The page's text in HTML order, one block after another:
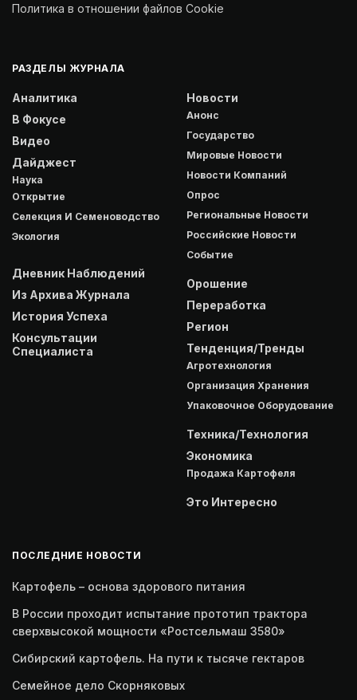
Политика в отношении файлов Cookie
РАЗДЕЛЫ ЖУРНАЛА
Аналитика
В Фокусе
Видео
Дайджест
Наука
Открытие
Селекция И Семеноводство
Экология
Дневник Наблюдений
Из Архива Журнала
История Успеха
Консультации
Специалиста
Новости
Анонс
Государство
Мировые Новости
Новости Компаний
Опрос
Региональные Новости
Российские Новости
Событие
Орошение
Переработка
Регион
Тенденция/Тренды
Агротехнология
Организация Хранения
Упаковочное Оборудование
Техника/Технология
Экономика
Продажа Картофеля
Это Интересно
ПОСЛЕДНИЕ НОВОСТИ
Картофель – основа здорового питания
В России проходит испытание прототип трактора
сверхвысокой мощности «Ростсельмаш 3580»
Сибирский картофель. На пути к тысяче гектаров
Семейное дело Скорняковых